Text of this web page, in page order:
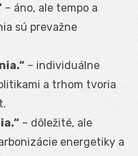
– áno, ale tempo a
sú prevažne
– individuálne
a trhom tvoria
– dôležité, ale
energetiky a